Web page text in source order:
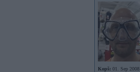
Kopš: 01. Sep 2008